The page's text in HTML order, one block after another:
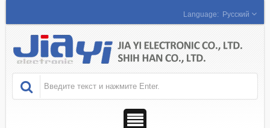
Русский